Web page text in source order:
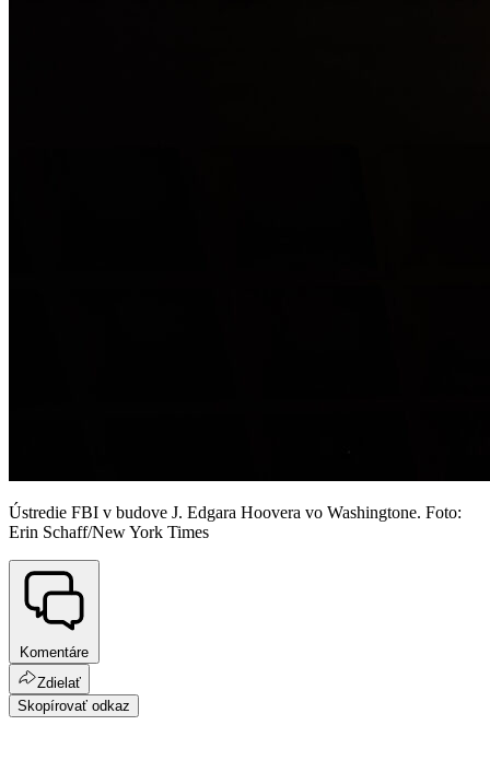
Ústredie FBI v budove J. Edgara Hoovera vo Washingtone. Foto:
Erin Schaff/New York Times
Komentáre
Zdielať
Skopírovať odkaz